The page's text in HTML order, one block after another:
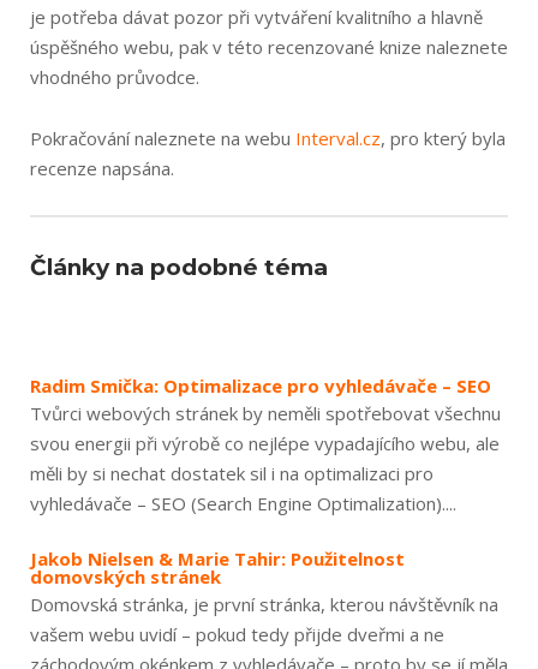
je potřeba dávat pozor při vytváření kvalitního a hlavně
úspěšného webu, pak v této recenzované knize naleznete
vhodného průvodce.
Pokračování naleznete na webu Interval.cz, pro který byla
recenze napsána.
Články na podobné téma
Radim Smička: Optimalizace pro vyhledávače – SEO
Tvůrci webových stránek by neměli spotřebovat všechnu
svou energii při výrobě co nejlépe vypadajícího webu, ale
měli by si nechat dostatek sil i na optimalizaci pro
vyhledávače – SEO (Search Engine Optimalization)....
Jakob Nielsen & Marie Tahir: Použitelnost
domovských stránek
Domovská stránka, je první stránka, kterou návštěvník na
vašem webu uvidí – pokud tedy přijde dveřmi a ne
záchodovým okénkem z vyhledávače – proto by se jí měla